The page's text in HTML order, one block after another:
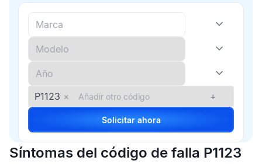
P1123 × +
Solicitar ahora
Síntomas del código de falla P1123